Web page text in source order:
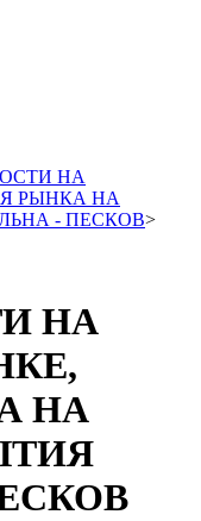
НА
РЫНКА НА
- ПЕСКОВ>
НА
НА